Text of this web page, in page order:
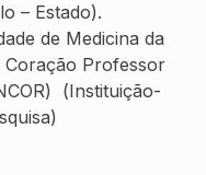
– Estado).
de Medicina da
Coração Professor
(Instituição-